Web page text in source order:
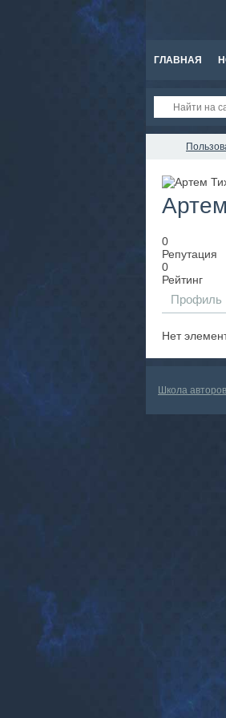
ГЛАВНАЯ
0
Репутация
0
Рейтинг
Профиль
Нет
Школа авторов